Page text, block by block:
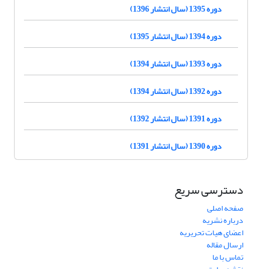
دوره 1395 (سال انتشار 1396)
دوره 1394 (سال انتشار 1395)
دوره 1393 (سال انتشار 1394)
دوره 1392 (سال انتشار 1394)
دوره 1391 (سال انتشار 1392)
دوره 1390 (سال انتشار 1391)
دسترسی سریع
صفحه اصلی
درباره نشریه
اعضای هیات تحریریه
ارسال مقاله
تماس با ما